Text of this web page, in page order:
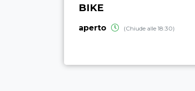
BIKE
aperto (Chiude alle 18:30)